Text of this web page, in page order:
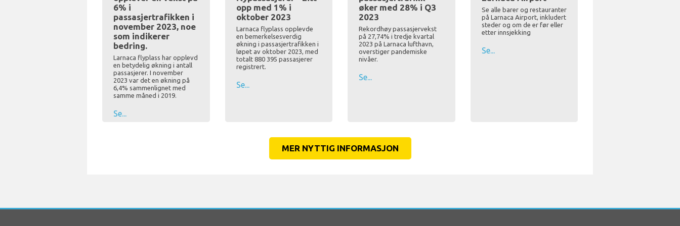
6% i
passasjertrafikken i
november 2023, noe
som indikerer
bedring.
Larnaca flyplass har opplevd
en betydelig økning i antall
passasjerer. I november
2023 var det en økning på
6,4% sammenlignet med
samme måned i 2019.
Se...
opp med 1% i
oktober 2023
Larnaca flyplass opplevde
en bemerkelsesverdig
økning i passasjertrafikken i
løpet av oktober 2023, med
totalt 880 395 passasjerer
registrert.
Se...
øker med 28% i Q3
2023
Rekordhøy passasjervekst
på 27,74% i tredje kvartal
2023 på Larnaca lufthavn,
overstiger pandemiske
nivåer.
Se...
Se alle barer og restauranter
på Larnaca Airport, inkludert
steder og om de er før eller
etter innsjekking
Se...
MER NYTTIG INFORMASJON